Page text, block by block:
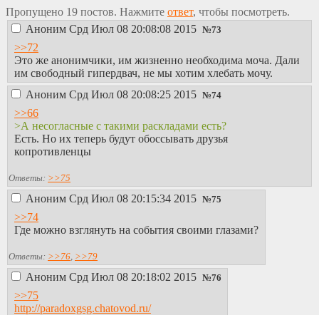
Пропущено 19 постов. Нажмите ответ, чтобы посмотреть.
Аноним Срд Июл 08 20:08:08 2015 №73
>>72
Это же анонимчики, им жизненно необходима моча. Дали
им свободный гипердвач, не мы хотим хлебать мочу.
Аноним Срд Июл 08 20:08:25 2015 №74
>>66
>А несогласные с такими раскладами есть?
Есть. Но их теперь будут обоссывать друзья
копротивленцы
Ответы: >>75
Аноним Срд Июл 08 20:15:34 2015 №75
>>74
Где можно взглянуть на события своими глазами?
Ответы: >>76, >>79
Аноним Срд Июл 08 20:18:02 2015 №76
>>75
http://paradoxgsg.chatovod.ru/